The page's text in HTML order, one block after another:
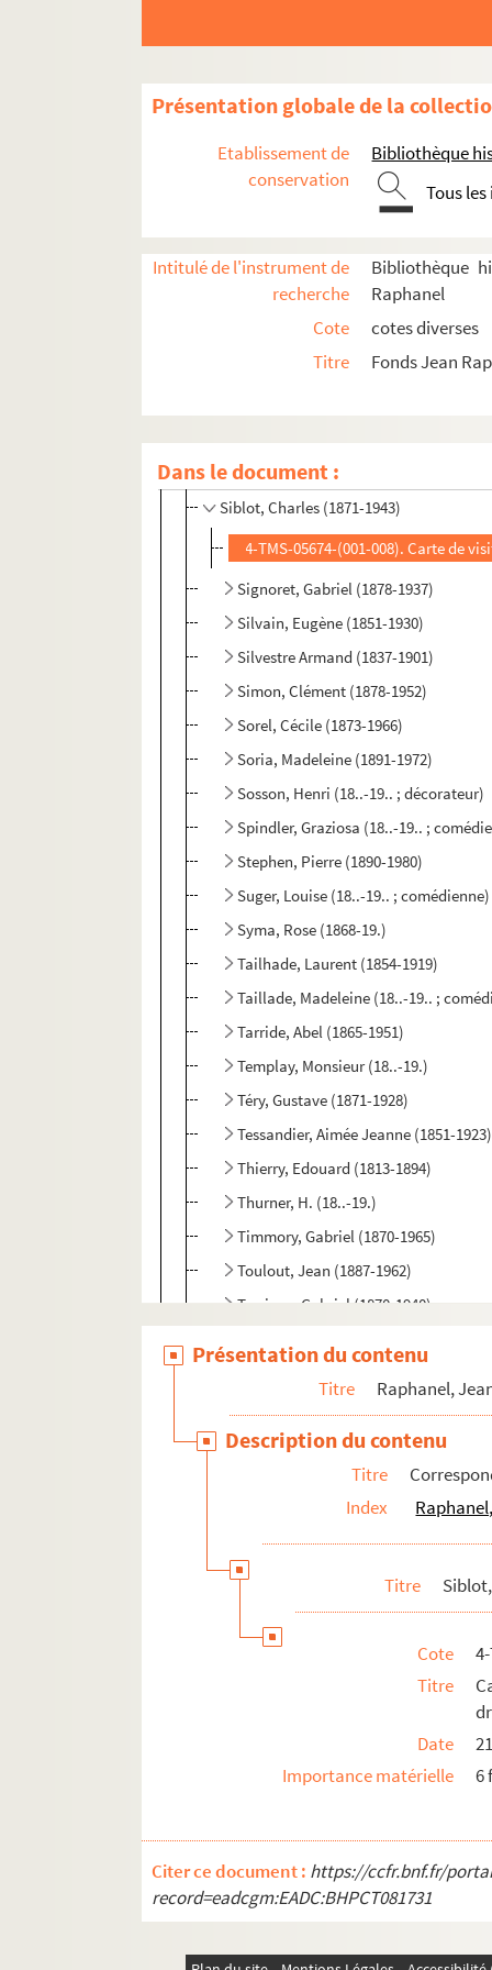
Présentation globale de la
Etablissement de
conservation
Bibliothèque
Tous
Intitulé de l'instrument de
recherche
Bibliothèque
Raphanel
Cote
cotes diverses
Titre
Fonds Jean
Dans le document :
Rouyer, Léon (18..-19.. ; comédien)
Rouyer, Suzanne (18..-19.. ;
Rudni, H. de (18..-19.)
Saillard, Georges (1877-1967)
Saint-Saëns, Camille (1835-1921)
Sapin, Veuve (18..-19.)
Sardou, Adrien (18..-19.)
Sarcey, Yvonne (1869-1950)
Schultz, Paul (18..-19.. ; comédien)
Séverin-Mars (1873-1921)
Siblot, Charles (1871-1943)
4-TMS-05674-(001-008). Carte de
Signoret, Gabriel (1878-1937)
Silvain, Eugène (1851-1930)
Silvestre Armand (1837-1901)
Simon, Clément (1878-1952)
Sorel, Cécile (1873-1966)
Soria, Madeleine (1891-1972)
Sosson, Henri (18..-19.. ; décorateur)
Spindler, Graziosa (18..-19.. ;
Stephen, Pierre (1890-1980)
Suger, Louise (18..-19.. ; comédienne)
Syma, Rose (1868-19.)
Tailhade, Laurent (1854-1919)
Taillade, Madeleine (18..-19.. ;
Tarride, Abel (1865-1951)
Templay, Monsieur (18..-19.)
Téry, Gustave (1871-1928)
Tessandier, Aimée Jeanne (1851-1923)
Thierry, Edouard (1813-1894)
Thurner, H. (18..-19.)
Timmory, Gabriel (1870-1965)
Toulout, Jean (1887-1962)
Trarieux, Gabriel (1870-1940)
Trévoux, Henry (1880-1943)
Truffier, Jules (1856-1943)
Tunc, Louis (18..-19.. ; comédien)
Turpin, Maurice (18..-19.)
Vaillard, Madame Henry (18..-19.)
Vaillard, Henry (1845-1899)
Van Dyck (18..-19.)
Vincent, Jean (19..-19.. ; comédien)
Voyeux, Gustave (18..-19.)
Worms, Gustave (1836-1910)
Yd, Berthe d' (1903-1990)
Yd, Jean d' (1880-1964)
Présentation du contenu
Titre Raphanel,
Description du contenu
Titre
Index
Titre
Cote
Titre
Date
Importance matérielle
6
Citer ce document : https://ccfr.bnf.fr/
record=eadcgm:EADC:BHPCT081731